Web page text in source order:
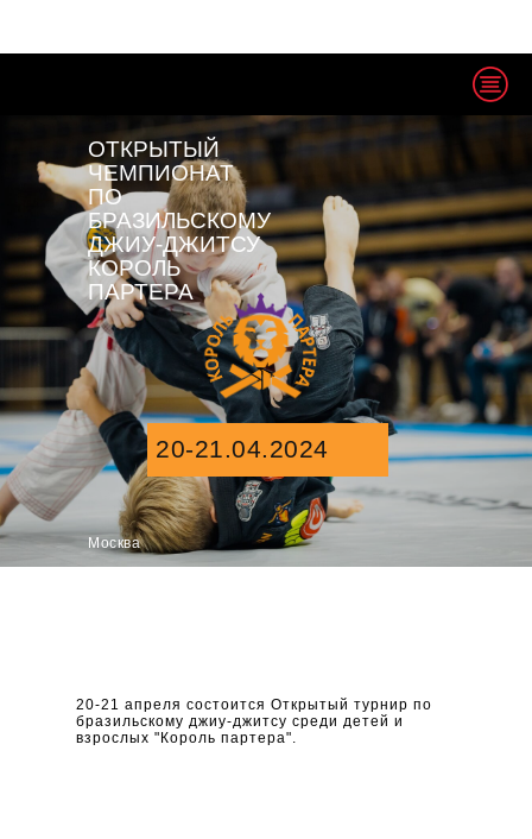
ОТКРЫТЫЙ
ЧЕМПИОНАТ
ПО
БРАЗИЛЬСКОМУ
ДЖИУ-ДЖИТСУ
КОРОЛЬ
ПАРТЕРА
20-21.04.2024
Москва
20-21 апреля состоится Открытый турнир по
бразильскому джиу-джитсу среди детей и
взрослых "Король партера".